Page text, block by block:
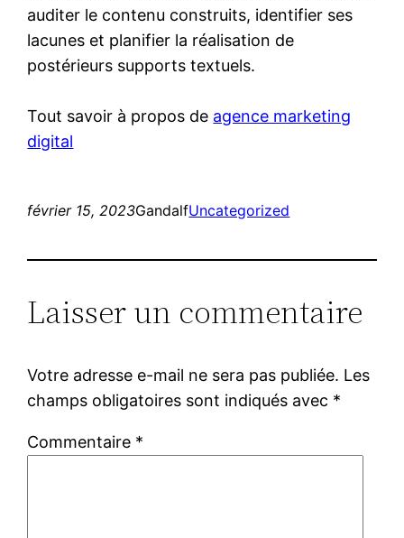
auditer le contenu construits, identifier ses
lacunes et planifier la réalisation de
postérieurs supports textuels.
Tout savoir à propos de agence marketing
digital
février 15, 2023GandalfUncategorized
Laisser un commentaire
Votre adresse e-mail ne sera pas publiée. Les
champs obligatoires sont indiqués avec *
Commentaire *